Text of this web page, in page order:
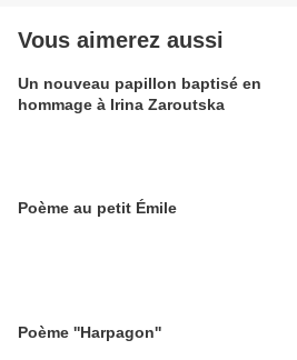
Vous aimerez aussi
Un nouveau papillon baptisé en
hommage à Irina Zaroutska
Poème au petit Émile
Poème ''Harpagon''